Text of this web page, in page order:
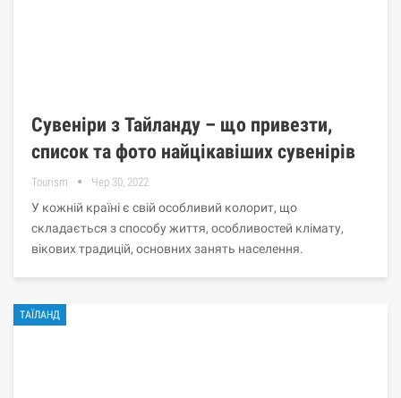
Сувеніри з Тайланду – що привезти,
список та фото найцікавіших сувенірів
Tourism Чер 30, 2022
У кожній країні є свій особливий колорит, що
складається з способу життя, особливостей клімату,
вікових традицій, основних занять населення.
ТАЇЛАНД